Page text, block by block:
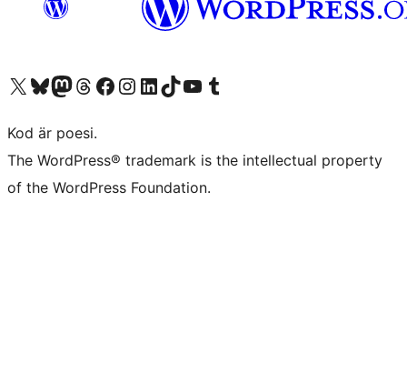
Besök vår X-konto (f.d. Twitter)
Besök vårt Bluesky-konto
Besök vårt Mastodon-konto
Besök vårt Thread-konto
Besök vår Facebook-sidaBesök vårt Instagram-konto
Besök vårt LinkedIn-konto
Besök vårt TikTok-konto
Besök vår YouTube-kanalBesök vårt Tumblr-konto
Kod är poesi.
The WordPress® trademark is the intellectual property
of the WordPress Foundation.